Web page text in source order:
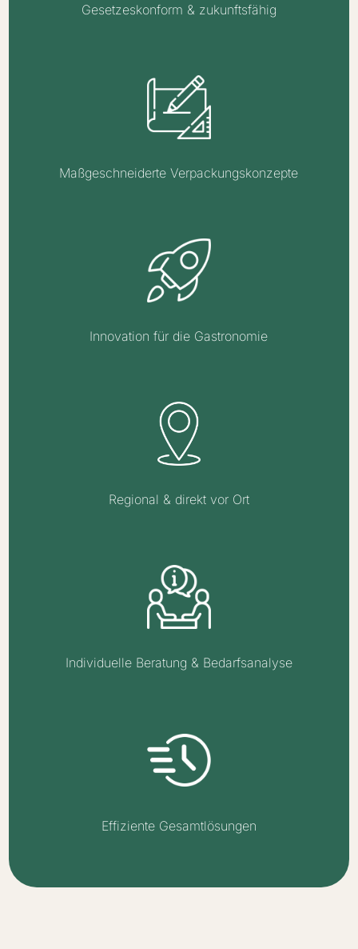
Gesetzeskonform & zukunftsfähig
Maßgeschneiderte Verpackungskonzepte
Innovation für die Gastronomie
Regional & direkt vor Ort
Individuelle Beratung & Bedarfsanalyse
Effiziente Gesamtlösungen